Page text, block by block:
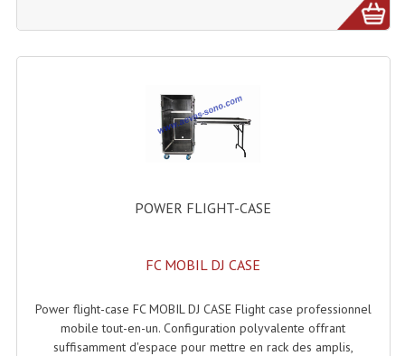
Flight Case Régie
Flight Cases Platine Disque. Lecteurs CD
Flight-Case Pour Contrôleur DJ
Malle Flight Multi-Usage
POWER FLIGHT-CASE
FC MOBIL DJ CASE
Power flight-case FC MOBIL DJ CASE Flight case professionnel
mobile tout-en-un. Configuration polyvalente offrant
suffisamment d'espace pour mettre en rack des amplis,